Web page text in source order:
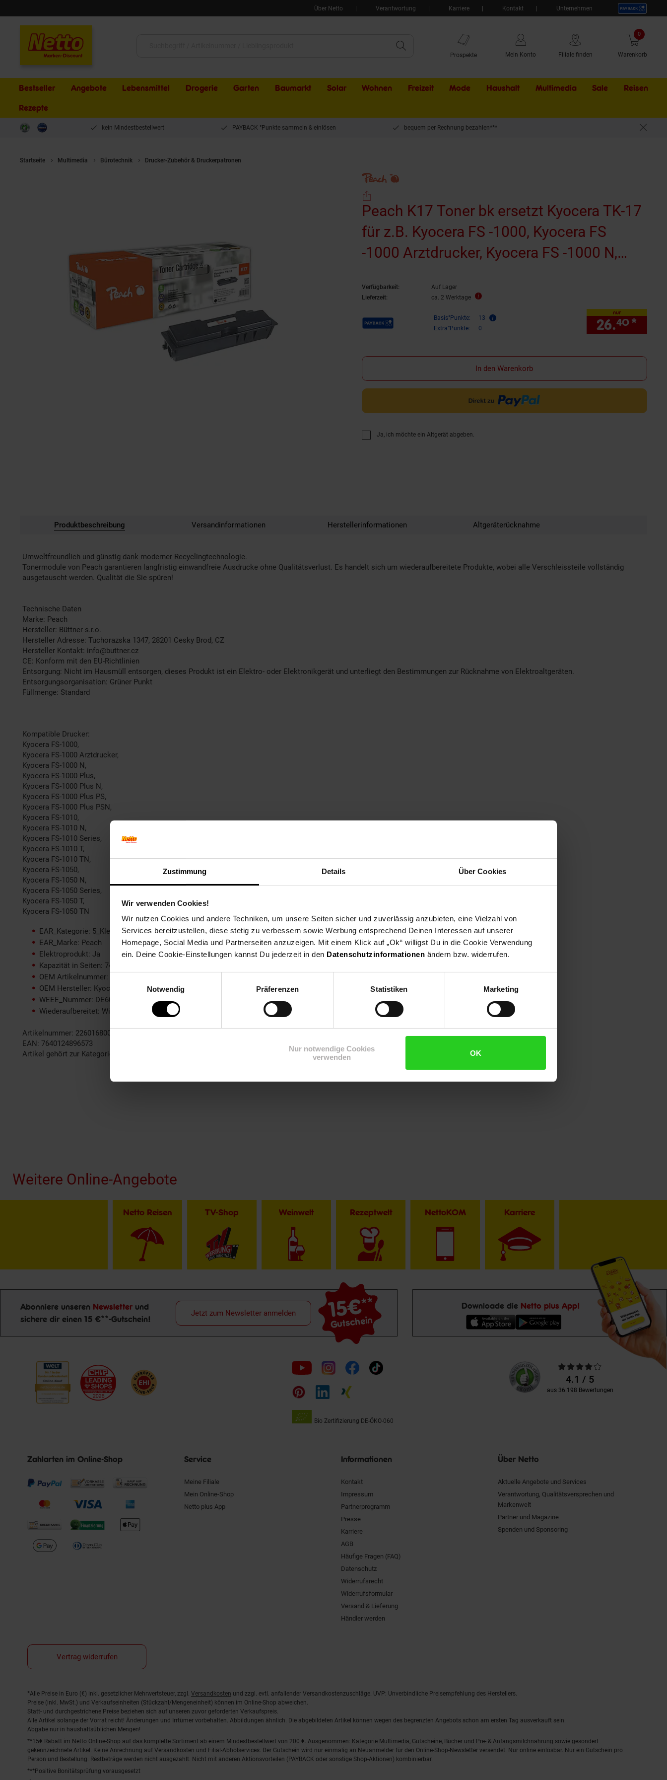
Zustimmung Details Über Cookies
Wir verwenden Cookies!
Wir nutzen Cookies und andere Techniken, um unsere Seiten sicher und zuverlässig anzubieten, eine Vielzahl von
Services bereitzustellen, diese stetig zu verbessern sowie Werbung entsprechend Deinen Interessen auf unserer
Homepage, Social Media und Partnerseiten anzuzeigen. Mit einem Klick auf „Ok“ willigst Du in die Cookie Verwendung
ein. Deine Cookie-Einstellungen kannst Du jederzeit in den Datenschutzinformationen ändern bzw. widerrufen.
Notwendig
Präferenzen Statistiken Marketing
Nur notwendige Cookies
verwenden
OK
Über Netto Verantwortung Karriere Kontakt Unternehmen
Prospekte Mein Konto Filiale finden Warenkorb
0 Artikel
Bestseller Angebote Lebensmittel Drogerie Garten Baumarkt Solar Wohnen Freizeit Mode Haushalt Multimedia Sale Externer
Reisen
Rezepte
kein Mindestbestellwert PAYBACK °Punkte sammeln & einlösen bequem per Rechnung bezahlen***
Startseite Multimedia Bürotechnik Drucker-Zubehör & Druckerpatronen
Peach K17 Toner bk ersetzt Kyocera TK-17
für z.B. Kyocera FS -1000, Kyocera FS
-1000 Arztdrucker, Kyocera FS -1000 N,
Verfügbarkeit:
Auf Lager
Lieferzeit:
ca. 2 Werktage
Payback Punkte Basis°Punkte:
13
Extra°Punkte:
0
nur
26.40 *
In den Warenkorb
Ja, ich möchte ein Altgerät abgeben.
Produktbeschreibung Versandinformationen Herstellerinformationen Altgeräterücknahme
Umweltfreundlich und günstig dank moderner Recyclingtechnologie.
Tonermodule von Peach garantieren langfristig einwandfreie Ausdrucke ohne Qualitätsverlust. Es handelt sich um wiederaufbereitete Produkte, wobei alle Verschleissteile vollständig
ausgetauscht werden. Qualität die Sie spüren!
Technische Daten
Marke: Peach
Hersteller: Büttner s.r.o.
Hersteller Adresse: Tuchorazska 1347, 28201 Cesky Brod, CZ
Hersteller Kontakt: info@buttner.cz
CE: Konform mit den EU-Richtlinien
Entsorgung: Nicht im Hausmüll entsorgen, dieses Produkt ist ein Elektro- oder Elektronikgerät und unterliegt den Bestimmungen zur Rücknahme von Elektroaltgeräten.
Entsorgungsorganisation: Grüner Punkt
Füllmenge: Standard
Kompatible Drucker:
Kyocera FS-1000,
Kyocera FS-1000 Arztdrucker,
Kyocera FS-1000 N,
Kyocera FS-1000 Plus,
Kyocera FS-1000 Plus N,
Kyocera FS-1000 Plus PS,
Kyocera FS-1000 Plus PSN,
Kyocera FS-1010,
Kyocera FS-1010 N,
Kyocera FS-1010 Series,
Kyocera FS-1010 T,
Kyocera FS-1010 TN,
Kyocera FS-1050,
Kyocera FS-1050 N,
Kyocera FS-1050 Series,
Kyocera FS-1050 T,
Kyocera FS-1050 TN
EAR_Kategorie: 5_Kleingeräte
EAR_Marke: Peach
Elektroprodukt: Ja
Kapazität in Seiten: 7400
OEM Artikelnummer: TK-17
OEM Hersteller: Kyocera
WEEE_Nummer: DE60366366
Wiederaufbereitet: Wiederaufbereitetes Produkt
Artikelnummer: 2260168000
EAN: 7640124896573
Artikel gehört zur Kategorie:
Weitere Online-Angebote
Netto Reisen TV-Shop Weinwelt Rezeptwelt NettoKOM Karriere
Newsletter Anmeldung
Abonniere unseren Newsletter und
sichere dir einen 15 €**-Gutschein!
15€**
Gutschein
Jetzt zum Newsletter anmelden
Downloade die Netto plus App!
Folge
uns
auf
Bio Zertifizierung DE-ÖKO-060
Unsere
Kundenbewertungen
Durchschnittliche
Bewertungen4.1 / 5
aus 36.198 Bewertungen
Zahlarten im Online-Shop Service
Meine Filiale
Mein Online-Shop
Netto plus App
Informationen
Kontakt
Impressum
Partnerprogramm
Presse
Karriere
AGB
Häufige Fragen (FAQ)
Datenschutz
Widerrufsrecht
Widerrufsformular
Versand & Lieferung
Händler werden
Über Netto
Aktuelle Angebote und Services
Verantwortung, Qualitätsversprechen und
Markenwelt
Partner und Magazine
Spenden und Sponsoring
Vertrag widerrufen
Fußnoten
*Alle Preise in Euro (€) inkl. gesetzlicher Mehrwertsteuer, zzgl. Versandkosten und zzgl. evtl. anfallender Versandkostenzuschläge. UVP: Unverbindliche Preisempfehlung des Herstellers.
Preise (inkl. MwSt.) und Verkaufseinheiten (Stückzahl/Mengeneinheit) können im Online-Shop abweichen.
Statt- und durchgestrichene Preise beziehen sich auf unseren zuvor geforderten Verkaufspreis.
Alle Artikel solange der Vorrat reicht! Änderungen und Irrtümer vorbehalten. Abbildungen ähnlich. Die abgebildeten Artikel können wegen des begrenzten Angebots schon am ersten Tag ausverkauft sein.
Abgabe nur in haushaltsüblichen Mengen!
**15€ Rabatt im Netto Online-Shop auf das komplette Sortiment ab einem Mindestbestellwert von 200 €. Ausgenommen: Kategorie Multimedia, Gutscheine, Bücher und Pre- & Anfangsmilchnahrung sowie gesondert
gekennzeichnete Artikel. Keine Anrechnung auf Versandkosten und Filial-Abholservices. Der Gutschein wird nur einmalig an Neuanmelder für den Online-Shop-Newsletter versendet. Nur online einlösbar. Nur ein Gutschein pro
Person und Bestellung. Restbeträge werden nicht ausgezahlt. Nicht mit anderen Aktionsvorteilen (PAYBACK oder sonstige Shop-Aktionen) kombinierbar.
***Positive Bonitätsprüfung vorausgesetzt